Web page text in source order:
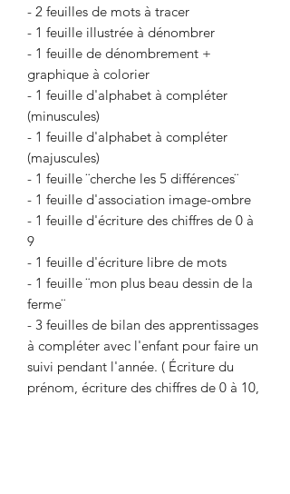
- 2 feuilles de mots à tracer
- 1 feuille illustrée à dénombrer
- 1 feuille de dénombrement +
graphique à colorier
- 1 feuille d'alphabet à compléter
(minuscules)
- 1 feuille d'alphabet à compléter
(majuscules)
- 1 feuille ¨cherche les 5 différences¨
- 1 feuille d'association image-ombre
- 1 feuille d'écriture des chiffres de 0 à
9
- 1 feuille d'écriture libre de mots
- 1 feuille ¨mon plus beau dessin de la
ferme¨
- 3 feuilles de bilan des apprentissages
à compléter avec l'enfant pour faire un
suivi pendant l'année. ( Écriture du
prénom, écriture des chiffres de 0 à 10,